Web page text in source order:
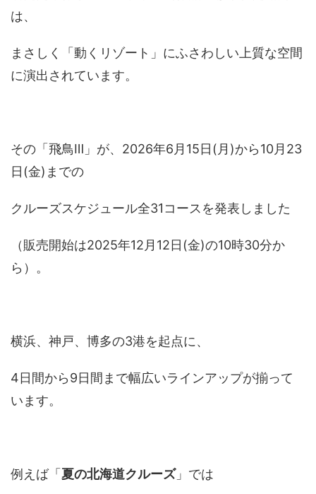
は、
まさしく「動くリゾート」にふさわしい上質な空間
に演出されています。
その「飛鳥Ⅲ」が、2026年6月15日(月)から10月23
日(金)までの
クルーズスケジュール全31コースを発表しました
（販売開始は2025年12月12日(金)の10時30分か
ら）。
横浜、神戸、博多の3港を起点に、
4日間から9日間まで幅広いラインアップが揃って
います。
例えば「 夏の北海道クルーズ」では